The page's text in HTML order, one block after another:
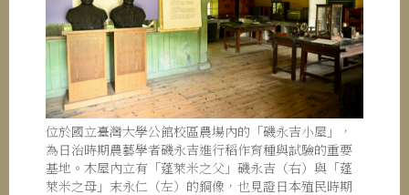
位於國立臺灣大學公館校區農場內的「磯永吉小屋」，
為日治時期農藝學者磯永吉進行稻作育種與試驗的重要
基地。木屋內立有「蓬萊米之父」磯永吉（右）與「蓬
萊米之母」末永仁（左）的銅像，也見證日本殖民時期